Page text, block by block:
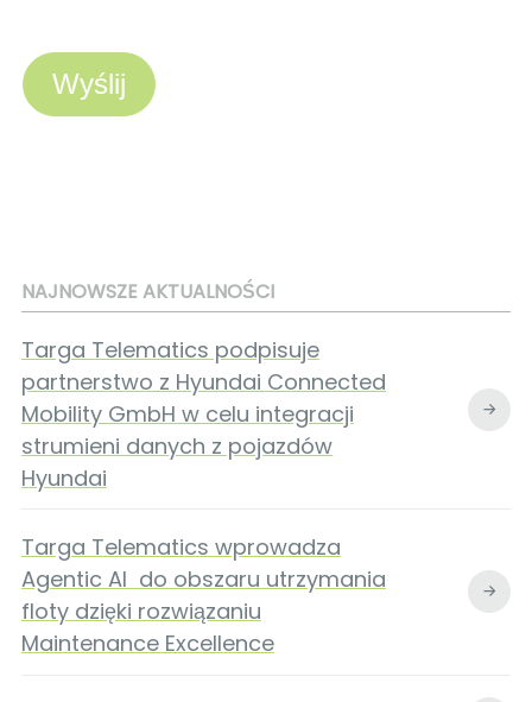
Wyślij
NAJNOWSZE AKTUALNOŚCI
Targa Telematics podpisuje
partnerstwo z Hyundai Connected
Mobility GmbH w celu integracji
strumieni danych z pojazdów
Hyundai
Targa Telematics wprowadza
Agentic AI do obszaru utrzymania
floty dzięki rozwiązaniu
Maintenance Excellence